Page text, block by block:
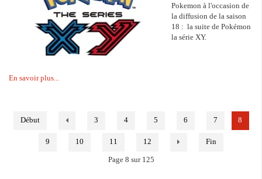
Pokemon à l'occasion de
la diffusion de la saison
18 : la suite de Pokémon
la série XY.
En savoir plus...
Début 3 4 5 6 7 8
9 10 11 12 Fin
Page 8 sur 125